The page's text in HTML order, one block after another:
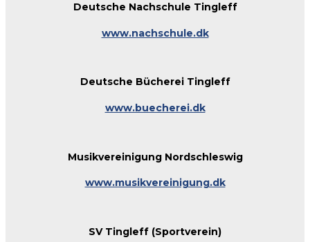
Deutsche Nachschule Tingleff
www.nachschule.dk
Deutsche Bücherei Tingleff
www.buecherei.dk
Musikvereinigung Nordschleswig
www.musikvereinigung.dk
SV Tingleff (Sportverein)